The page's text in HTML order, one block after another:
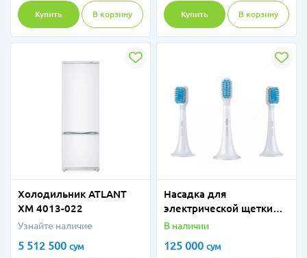
Купить В корзину Купить В корзину
Холодильник ATLANT
ХМ 4013-022
Узнайте наличие
5 512 500 сум
Насадка для
электрической щетки
Xiaomi Mi Electric
Care)
В наличии
125 000 сум